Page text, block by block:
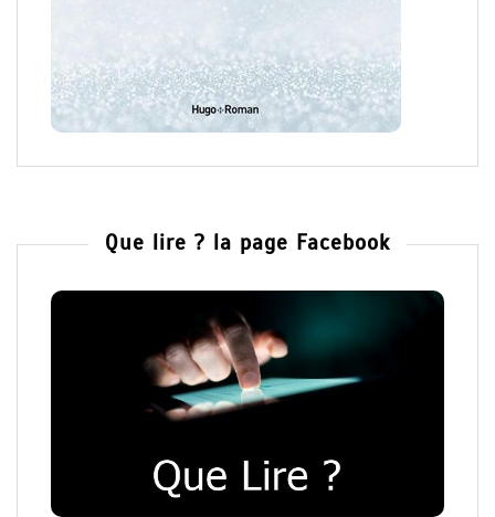
Que lire ? la page Facebook